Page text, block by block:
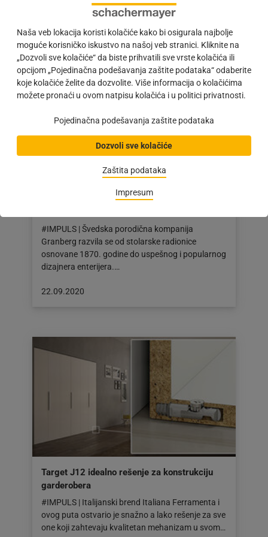
Naša veb lokacija koristi kolačiće kako bi osigurala najbolje
moguće korisničko iskustvo na našoj veb stranici. Kliknite na
„Dozvoli sve kolačiće“ da biste prihvatili sve vrste kolačića ili
opcijom „Pojedinačna podešavanja zaštite podataka“ odaberite
koje kolačiće želite da dozvolite. Više informacija o kolačićima
možete pronaći u ovom natpisu kolačića i u politici privatnosti.
Pojedinačna podešavanja zaštite podataka
Dozvoli sve kolačiće
Zaštita podataka
Impresum
aktivnom zaštitom tamo…
Objava
objavljena
dana:
19.10.2020
19.10.2020
#IMPULS | Švedska porodična kompanija
Granberg razvila se od stolarske radionice
osnovane 1870. godine do uspešnog i popularnog
dizajnera enterijera.…
Objava
22.09.2020
Target J12 idealno rešenje za konstrukciju
garderobera
#IMPULS | Italijanski brend Italiana Ferramenta i
ovog puta ostvario je snažno a lako rešenje za sve
one koji zahtevaju kvalitetan mehanizam u svom…